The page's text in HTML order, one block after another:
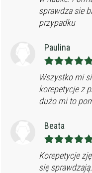
sprawdza sie
przypadku
Paulina
Wszystko mi
korepetycje z
dużo mi to
Beata
Korepetycje
się